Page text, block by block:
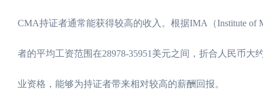
CMA持证者通常能获得较高的收入。根据IMA（Institute of
者的平均工资范围在28978-35951美元之间，折合人民币
业资格，能够为持证者带来相对较高的薪酬回报。